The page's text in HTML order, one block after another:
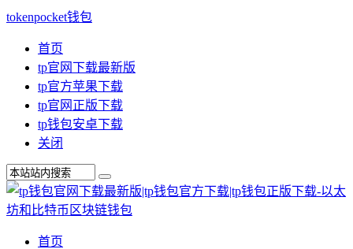
tokenpocket钱包
首页
tp官网下载最新版
tp官方苹果下载
tp官网正版下载
tp钱包安卓下载
关闭
首页